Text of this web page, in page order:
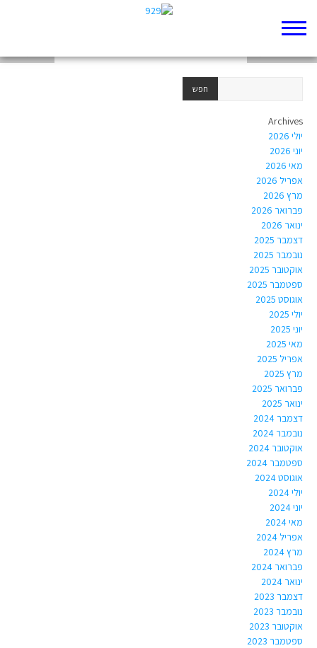
Archives
יולי 2026
יוני 2026
מאי 2026
אפריל 2026
מרץ 2026
פברואר 2026
ינואר 2026
דצמבר 2025
נובמבר 2025
אוקטובר 2025
ספטמבר 2025
אוגוסט 2025
יולי 2025
יוני 2025
מאי 2025
אפריל 2025
מרץ 2025
פברואר 2025
ינואר 2025
דצמבר 2024
נובמבר 2024
אוקטובר 2024
ספטמבר 2024
אוגוסט 2024
יולי 2024
יוני 2024
מאי 2024
אפריל 2024
מרץ 2024
פברואר 2024
ינואר 2024
דצמבר 2023
נובמבר 2023
אוקטובר 2023
ספטמבר 2023